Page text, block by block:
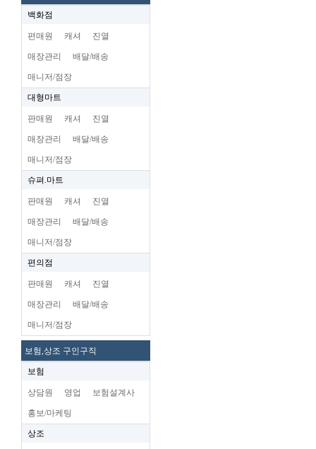
백화점
편매원 캐셔 진열
매장관리 배달/배송
매니저/점장
대형마트
판매원 캐셔 진열
매장관리 배달/배송
매니저/점장
슈펴.마트
판매원 캐셔 진열
매장관리 배달/배송
매니저/점장
편의점
판매원 캐셔 진열
매장관리 배달/배송
매니저/점장
보험,상조 구인구직
보험
상담원 영업 보험설계사
홍보/마케팅
상조